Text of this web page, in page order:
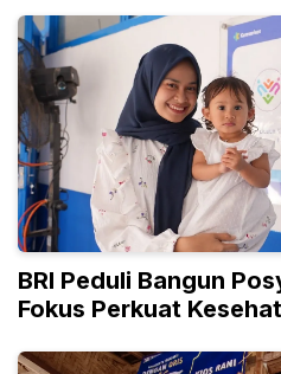
BRI Peduli Bangun
Fokus Perkuat